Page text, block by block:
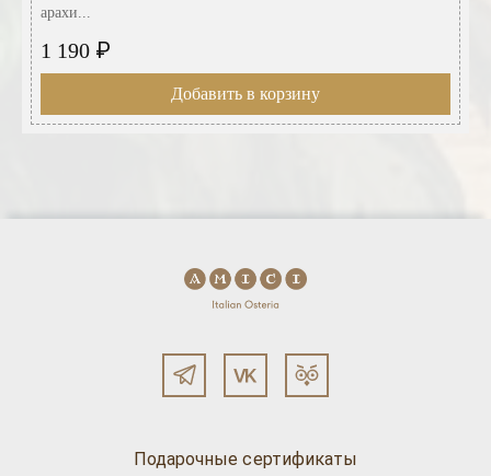
арахи...
1 190 ₽
Добавить в корзину
Подарочные сертификаты